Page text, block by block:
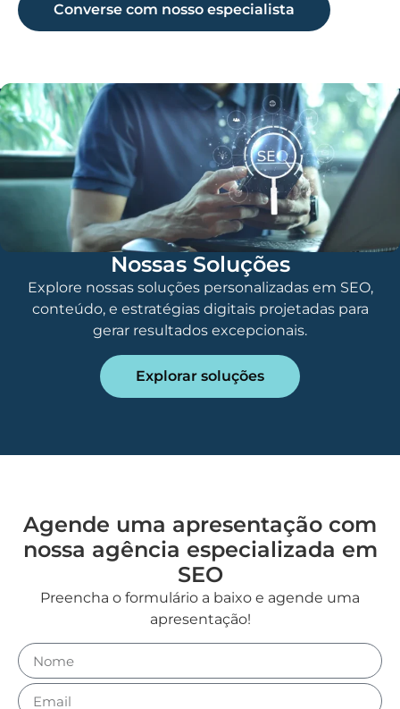
Converse com nosso especialista
Nossas Soluções
Explore nossas soluções personalizadas em SEO,
conteúdo, e estratégias digitais projetadas para
gerar resultados excepcionais.
Explorar soluções
Agende uma apresentação com
nossa agência especializada em
SEO
Preencha o formulário a baixo e agende uma
apresentação!